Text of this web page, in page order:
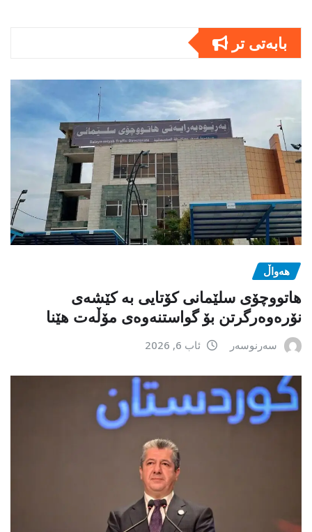
بابەتى تر
هەواڵ
هاتووچۆی سلێمانی کۆتایی بە کێشەی
نۆرەوەرگرتن بۆ گواستنەوەی مۆڵەت هێنا
سەرنوسەر ئاب 6, 2026